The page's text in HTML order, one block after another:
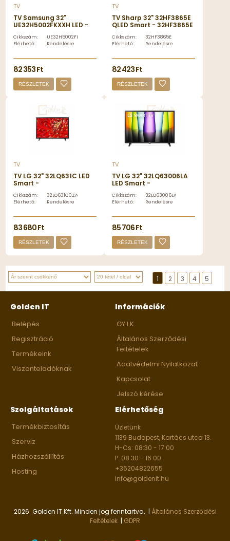
TV
TV Samsung 32"
UE32H5002FKXXH LED -
Cikkszám:
UE32H5002FKXXH
Elérhető:
Rendelésre
82 353 Ft
RÉSZLETEK
TV
TV Sharp 32" 32HF3865E
QLED Smart - 32HF3865E
Cikkszám:
32HF3865E
Elérhető:
Rendelésre
82 423 Ft
RÉSZLETEK
TV
TV LG 32" 32LQ631C LED
Smart -
Cikkszám:
32LQ631C0ZA.AEU
Elérhető:
Rendelésre
83 680 Ft
RÉSZLETEK
TV
TV LG 32" 32LQ63006LA
LED Smart -
Cikkszám:
32LQ63006LA.AEU
Elérhető:
Rendelésre
85 706 Ft
RÉSZLETEK
1 2 3 4 5
Golden IT
Belépés
Regisztráció
Termékeink
Viszonteladóknak
Információk
GY.I.K
Általános Szerződési
Feltételek
Adatvédelmi Nyilatkozat
Kapcsolat
Jelszó kérése
Szolgáltatások
Termékbiztosítás
Szerviz
Házhozszállítás
Hosting
Elérhetőség
Üzletünk
1139 Budapest, Kartács utca 13.
H-Cs: 08:30 - 17:00
P: 08:30 - 16:00
+36204822655
info@goldenit.hu
2026. Golden IT Kft. Minden jog fenntartva. | Általános Szerződési
Feltételek | GDPR